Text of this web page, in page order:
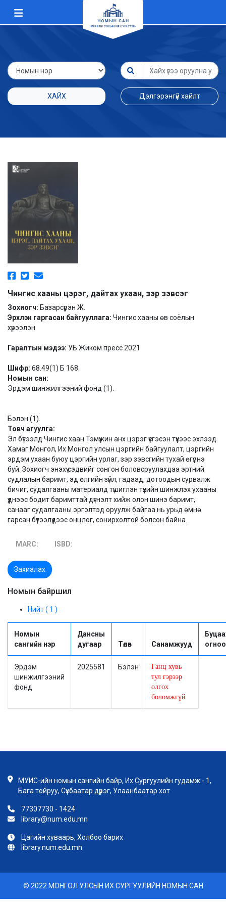
ХАЙХ Дэлгэрэнгүй хайлт
Чингис хааны цэрэг, дайтах ухаан, зэр зэвсэг
Зохиогч: Базарсүрэн Ж.
Эрхлэн гаргасан байгууллага: Чингис хааны өв соёлын
хүрээлэн
Гаралтын мэдээ: УБ Жиком пресс 2021
Шифр: 68.49(1) Б 168.
Номын сан:
Эрдэм шинжилгээний фонд (1).
Бэлэн (1).
Товч агуулга:
Эл бүтээлд Чингис хаан Тэмүжин анх цэрэг үүсгэсэн түүхээс эхлээд
Хамаг Монгол, Их Монгол улсын цэргийн байгуулалт, цэргийн
эрдэм ухаан буюу цэргийн урлаг, зэр зэвсгийн тухай өгүүлнэ
буй. Зохиогч энэхүү сэдвийг сонгон боловсруулахдаа эртний
судлалын баримт, эд өлгийн зүйл, гадаад, дотоодын сурвалж
бичиг, судалгааны материалд түшиглэн түүхийн шинжлэх ухааны
үүднээс бодит баримттай дүгнэлт хийж олон шинэ баримт,
санааг судалгааны эргэлтэд оруулж байгаа нь урьд өмнө
гарсан бүтээлүүдээс онцлог, сонирхолтой болсон байна.
MARC: ISBD:
Захиалах
Номын байршил
Нийт ( 1 )
Номын
сангийн нэр
Дансны
дугаар
Төлөв Санамжууд
огноо
Эрдэм
шинжилгээний
фонд
2025581 Бэлэн
Ганц хувь
тул гэрээр
олгох
боломжгүй
МУИС-ийн номын сангийн байр, Их Сургуулийн гудамж - 1,
Бага тойруу, Сүхбаатар дүүрэг, Улаанбаатар хот
77307730 - 1424
library@num.edu.mn
Цагийн хуваарь, Холбоо барих
library.num.edu.mn
© 2022 МОНГОЛ УЛСЫН ИХ СУРГУУЛИЙН НОМЫН САН